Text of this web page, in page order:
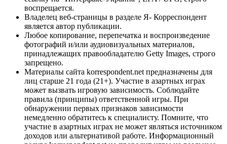
воспрещается.
Владелец веб-страницы в разделе Я- Корреспондент
является автор публикации.
Любое копирование, перепечатка и воспроизведение
фотографий и/или аудиовизуальных материалов,
принадлежащих правообладателю Getty Images, строго
запрещено.
Материалы сайта korrespondent.net предназначены для
лиц старше 21 года (21+). Участие в азартных играх
может вызвать игровую зависимость. Соблюдайте
правила (принципы) ответственной игры. При
обнаружении первых признаков зависимости
немедленно обратитесь к специалисту. Помните, что
участие в азартных играх не может являться источником
доходов или альтернативой работе. Информационный